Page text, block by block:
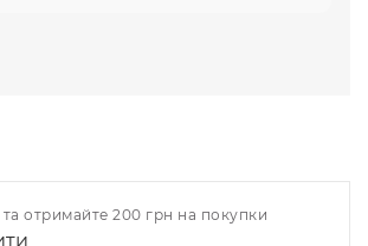
та отримайте 200 грн на покупки